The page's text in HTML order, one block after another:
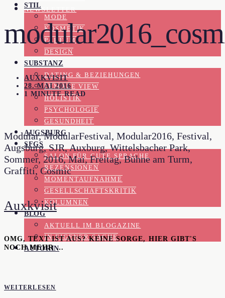
NEWSLETTER
STIL
MODE
KOSMETIK
PARFUM
DESIGN
SUBSTANZ
DATING & BEZIEHUNGEN
FEMALE VIEW
HOLISTIK
PSYCHOLOGIE
GESUNDHEIT
AUGSBURG
SFGS
SALON FÜR GUTE SPRACHE
REZENSIONEN
MOMENTAUFNAHME
GESELLSCHAFTSKRITIK
KOLUMNEN
BLOG
AKTUELL IM BLOGAZINE
IN EIGENER SACHE
AUTORIN
AUXKVISIT
28. MAI 2016
1 MINUTE READ
Modular, ModularFestival, Modular2016, Festival,
Augsburg, SJR, Auxburg, Wittelsbacher Park,
Sommer, 2016, Mai, Freitag, Bühne am Turm,
Graffiti, Cosmic
Auxkvisit
OMG, TEXT IST AUS? KEINE SORGE, HIER GIBT'S
NOCH MEHR …
WEITERLESEN